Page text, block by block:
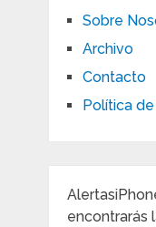
Sobre
Archivo
Contacto
Política
encontrarás